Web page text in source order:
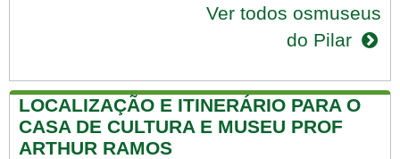
Ver todos osmuseus
do Pilar
LOCALIZAÇÃO E ITINERÁRIO PARA O
CASA DE CULTURA E MUSEU PROF
ARTHUR RAMOS